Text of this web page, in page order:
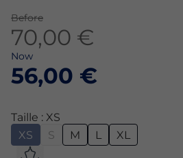
Before
70,00 €
Now
56,00 €
Taille : XS
XS
S M L XL